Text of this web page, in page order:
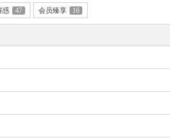
惑 47 会员臻享 16